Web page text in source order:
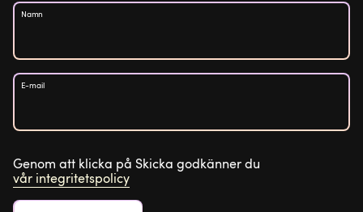
Namn
E-mail
Genom att klicka på Skicka godkänner du
vår integritetspolicy